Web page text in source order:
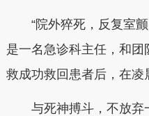
“院外猝死，反复室颤
是一名急诊科主任，和
救成功救回患者后，在凌
与死神搏斗，不放弃